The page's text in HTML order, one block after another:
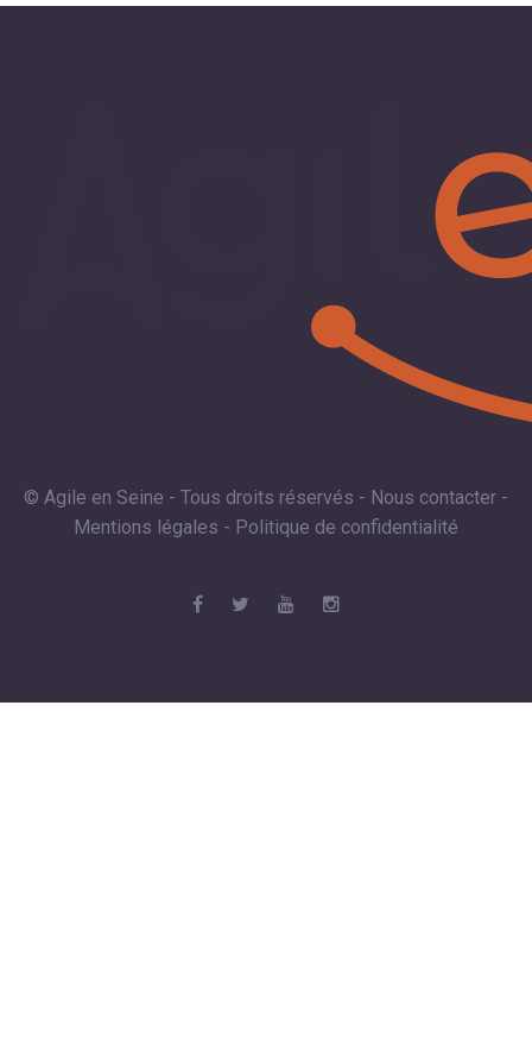
© Agile en Seine - Tous droits réservés - Nous contacter -
Mentions légales - Politique de confidentialité